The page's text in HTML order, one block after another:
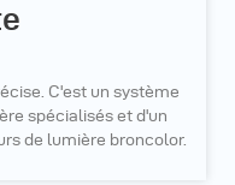
C'est un système
spécialisés et d'un
de lumière broncolor.